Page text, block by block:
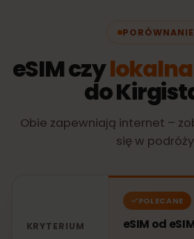
PORÓWNANIE
eSIM czy
do
Obie zapewniają internet –
się w
KRYTERIUM
POLECANE
eSIM od